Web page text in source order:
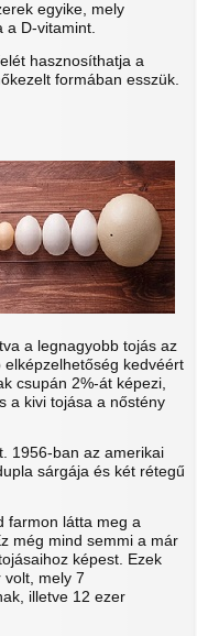
egyike, mely
a D-vitamint.
hasznosíthatja a
formában esszük.
a legnagyobb tojás az
elképzelhetőség kedvéért
csupán 2%-át képezi,
a kivi tojása a nőstény
1956-ban az amerikai
sárgája és két rétegű
farmon látta meg a
még mind semmi a már
képest. Ezek
volt, mely 7
illetve 12 ezer